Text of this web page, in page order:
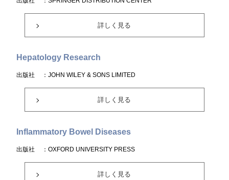
詳しく見る
Hepatology Research
出版社 ：JOHN WILEY & SONS LIMITED
詳しく見る
Inflammatory Bowel Diseases
出版社 ：OXFORD UNIVERSITY PRESS
詳しく見る